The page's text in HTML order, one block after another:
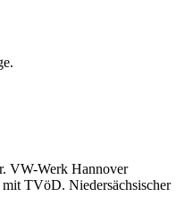
VW-Werk Hannover
TVöD. Niedersächsischer